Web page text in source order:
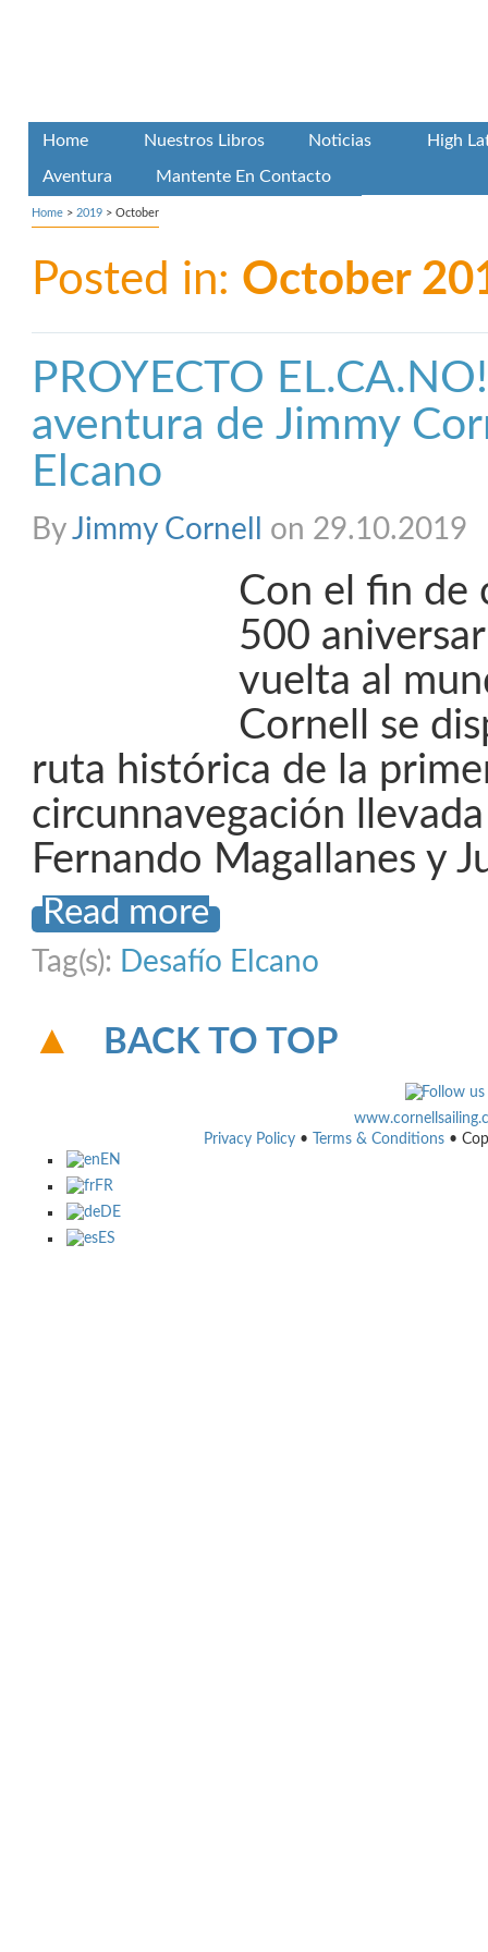
Home Nuestros Libros Noticias High
Aventura Mantente En Contacto
Home > 2019 > October
Posted in: October
PROYECTO
aventura de Jimmy
Elcano
ByJimmy Cornell on 29.10.2019
Con el fin de
500
vuelta al
Cornell se
ruta histórica de la
circunnavegación
Fernando Magallanes y
Read more
Tag(s): Desafío Elcano
BACK TO TOP
Privacy Policy • Terms & Conditions •
EN
FR
DE
ES